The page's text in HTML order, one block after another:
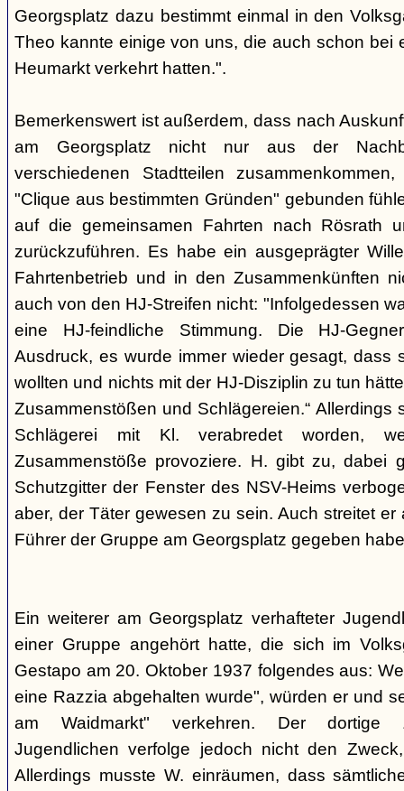
Georgsplatz dazu bestimmt einmal in den
Theo kannte einige von uns, die auch schon bei
Heumarkt verkehrt hatten.".
Bemerkenswert ist außerdem, dass nach
am Georgsplatz nicht nur aus der
verschiedenen Stadtteilen
"Clique aus bestimmten Gründen" gebunden
auf die gemeinsamen Fahrten nach Rösrath
zurückzuführen. Es habe ein ausgeprägter
Fahrtenbetrieb und in den Zusammenkünften
auch von den HJ-Streifen nicht: "Infolgedessen
eine HJ-feindliche Stimmung. Die HJ-
Ausdruck, es wurde immer wieder gesagt, dass
wollten und nichts mit der HJ-Disziplin zu tun
Zusammenstößen und Schlägereien.“ Allerdings
Schlägerei mit Kl. verabredet worden,
Zusammenstöße provoziere. H. gibt zu, dabei
Schutzgitter der Fenster des NSV-Heims
aber, der Täter gewesen zu sein. Auch streitet
Führer der Gruppe am Georgsplatz gegeben
Ein weiterer am Georgsplatz verhafteter
einer Gruppe angehört hatte, die sich im
Gestapo am 20. Oktober 1937 folgendes aus:
eine Razzia abgehalten wurde", würden er und
am Waidmarkt" verkehren. Der dortige
Jugendlichen verfolge jedoch nicht den
Allerdings musste W. einräumen, dass